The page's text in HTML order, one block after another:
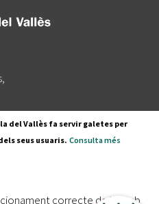
del Vallès fa servir galetes per
seus usuaris. Consulta més
correcte de la web